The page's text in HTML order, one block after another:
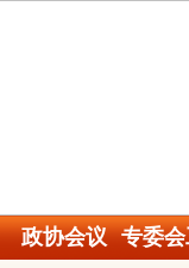
政协会议 专委